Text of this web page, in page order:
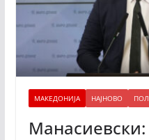
МАКЕДОНИЈА НАЈНОВО